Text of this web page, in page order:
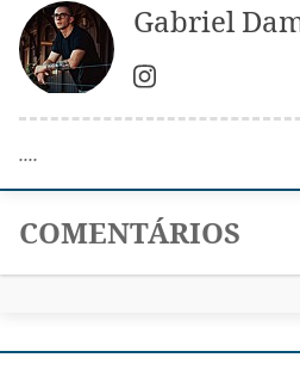
Gabriel
....
COMENTÁRIOS